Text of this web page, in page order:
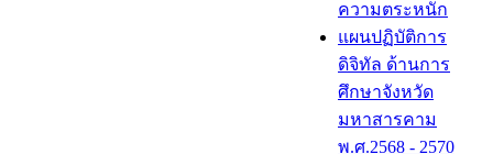
ความตระหนัก
แผนปฏิบัติการ
ดิจิทัล ด้านการ
ศึกษาจังหวัด
มหาสารคาม
พ.ศ.2568 - 2570